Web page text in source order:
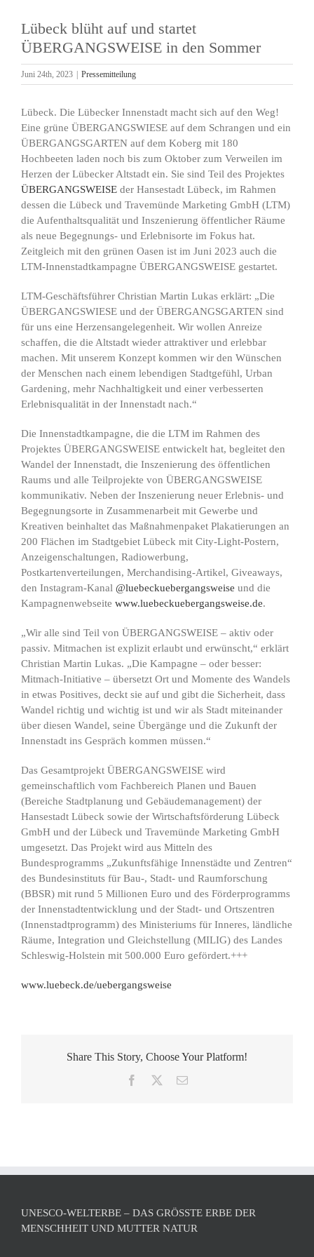
Lübeck blüht auf und startet
ÜBERGANGSWEISE in den Sommer
Juni 24th, 2023 Pressemitteilung
Lübeck. Die Lübecker Innenstadt macht sich auf den Weg!
Eine grüne ÜBERGANGSWIESE auf dem Schrangen und ein
ÜBERGANGSGARTEN auf dem Koberg mit 180
Hochbeeten laden noch bis zum Oktober zum Verweilen im
Herzen der Lübecker Altstadt ein. Sie sind Teil des Projektes
ÜBERGANGSWEISE der Hansestadt Lübeck, im Rahmen
dessen die Lübeck und Travemünde Marketing GmbH (LTM)
die Aufenthaltsqualität und Inszenierung öffentlicher Räume
als neue Begegnungs- und Erlebnisorte im Fokus hat.
Zeitgleich mit den grünen Oasen ist im Juni 2023 auch die
LTM-Innenstadtkampagne ÜBERGANGSWEISE gestartet.
LTM-Geschäftsführer Christian Martin Lukas erklärt: „Die
ÜBERGANGSWIESE und der ÜBERGANGSGARTEN sind
für uns eine Herzensangelegenheit. Wir wollen Anreize
schaffen, die die Altstadt wieder attraktiver und erlebbar
machen. Mit unserem Konzept kommen wir den Wünschen
der Menschen nach einem lebendigen Stadtgefühl, Urban
Gardening, mehr Nachhaltigkeit und einer verbesserten
Erlebnisqualität in der Innenstadt nach.“
Die Innenstadtkampagne, die die LTM im Rahmen des
Projektes ÜBERGANGSWEISE entwickelt hat, begleitet den
Wandel der Innenstadt, die Inszenierung des öffentlichen
Raums und alle Teilprojekte von ÜBERGANGSWEISE
kommunikativ. Neben der Inszenierung neuer Erlebnis- und
Begegnungsorte in Zusammenarbeit mit Gewerbe und
Kreativen beinhaltet das Maßnahmenpaket Plakatierungen an
200 Flächen im Stadtgebiet Lübeck mit City-Light-Postern,
Anzeigenschaltungen, Radiowerbung,
Postkartenverteilungen, Merchandising-Artikel, Giveaways,
den Instagram-Kanal @luebeckuebergangsweise und die
Kampagnenwebseite www.luebeckuebergangsweise.de.
„Wir alle sind Teil von ÜBERGANGSWEISE – aktiv oder
passiv. Mitmachen ist explizit erlaubt und erwünscht,“ erklärt
Christian Martin Lukas. „Die Kampagne – oder besser:
Mitmach-Initiative – übersetzt Ort und Momente des Wandels
in etwas Positives, deckt sie auf und gibt die Sicherheit, dass
Wandel richtig und wichtig ist und wir als Stadt miteinander
über diesen Wandel, seine Übergänge und die Zukunft der
Innenstadt ins Gespräch kommen müssen.“
Das Gesamtprojekt ÜBERGANGSWEISE wird
gemeinschaftlich vom Fachbereich Planen und Bauen
(Bereiche Stadtplanung und Gebäudemanagement) der
Hansestadt Lübeck sowie der Wirtschaftsförderung Lübeck
GmbH und der Lübeck und Travemünde Marketing GmbH
umgesetzt. Das Projekt wird aus Mitteln des
Bundesprogramms „Zukunftsfähige Innenstädte und Zentren“
des Bundesinstituts für Bau-, Stadt- und Raumforschung
(BBSR) mit rund 5 Millionen Euro und des Förderprogramms
der Innenstadtentwicklung und der Stadt- und Ortszentren
(Innenstadtprogramm) des Ministeriums für Inneres, ländliche
Räume, Integration und Gleichstellung (MILIG) des Landes
Schleswig-Holstein mit 500.000 Euro gefördert.+++
www.luebeck.de/uebergangsweise
Share This Story, Choose Your Platform!
Facebook
E-
UNESCO-WELTERBE – DAS GRÖSSTE ERBE DER M
ENSCHHEIT UND MUTTER NATUR